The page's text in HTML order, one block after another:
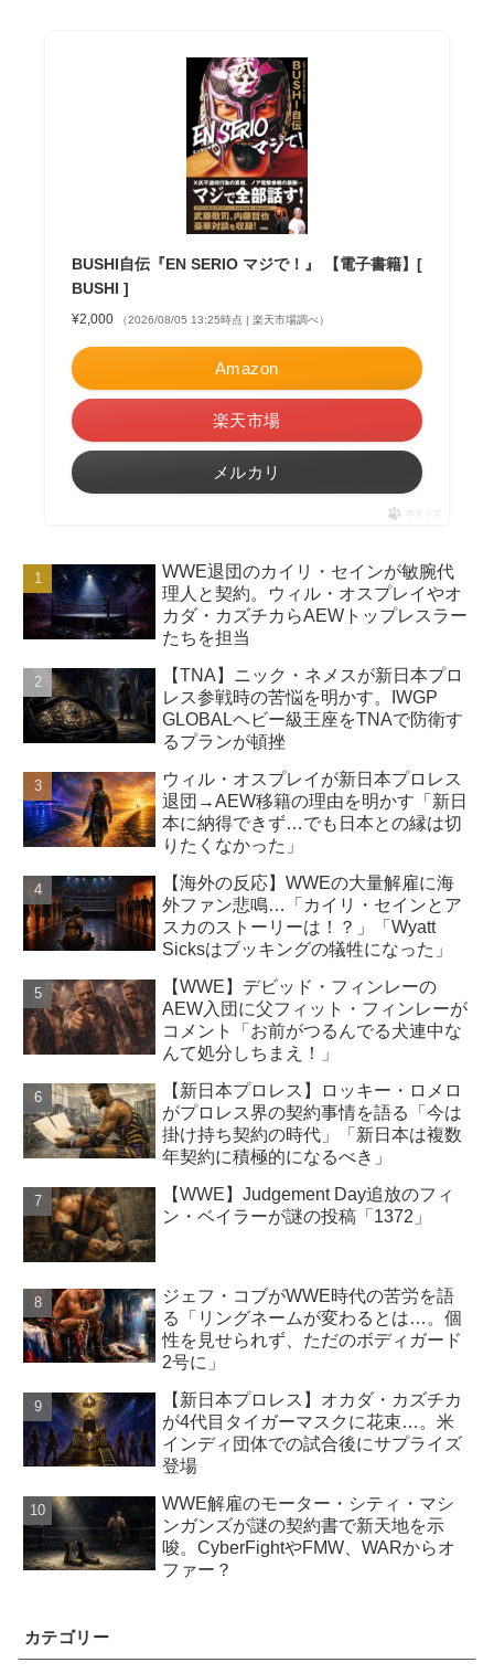
BUSHI自伝『EN SERIO マジで！』 【電子書籍】[
BUSHI ]
¥2,000 （2026/08/05 13:25時点 | 楽天市場調べ）
Amazon
楽天市場
メルカリ
ポチップ
WWE退団のカイリ・セインが敏腕代
理人と契約。ウィル・オスプレイやオ
カダ・カズチカらAEWトップレスラー
たちを担当
【TNA】ニック・ネメスが新日本プロ
レス参戦時の苦悩を明かす。IWGP
GLOBALヘビー級王座をTNAで防衛す
るプランが頓挫
ウィル・オスプレイが新日本プロレス
退団→AEW移籍の理由を明かす「新日
本に納得できず…でも日本との縁は切
りたくなかった」
【海外の反応】WWEの大量解雇に海
外ファン悲鳴…「カイリ・セインとア
スカのストーリーは！？」「Wyatt
Sicksはブッキングの犠牲になった」
【WWE】デビッド・フィンレーの
AEW入団に父フィット・フィンレーが
コメント「お前がつるんでる犬連中な
んて処分しちまえ！」
【新日本プロレス】ロッキー・ロメロ
がプロレス界の契約事情を語る「今は
掛け持ち契約の時代」「新日本は複数
年契約に積極的になるべき」
【WWE】Judgement Day追放のフィ
ン・ベイラーが謎の投稿「1372」
ジェフ・コブがWWE時代の苦労を語
る「リングネームが変わるとは…。個
性を見せられず、ただのボディガード
2号に」
【新日本プロレス】オカダ・カズチカ
が4代目タイガーマスクに花束…。米
インディ団体での試合後にサプライズ
登場
WWE解雇のモーター・シティ・マシ
ンガンズが謎の契約書で新天地を示
唆。CyberFightやFMW、WARからオ
ファー？
カテゴリー